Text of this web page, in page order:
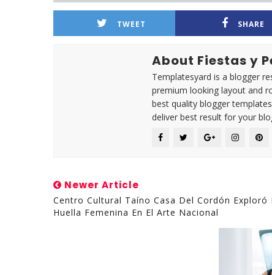
TWEET SHARE
About Fiestas y
Templatesyard is a blogger
premium looking layout and
best quality blogger
deliver best result for your
Newer Article
Centro Cultural Taíno Casa Del Cordón Exploró
Huella Femenina En El Arte Nacional